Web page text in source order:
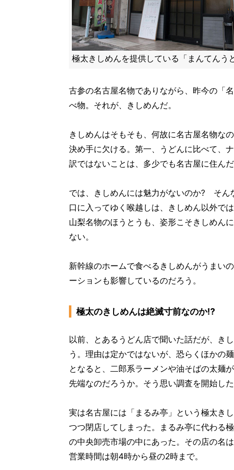
極太きしめんを提供している「まんてんう
古参の名古屋名物でありながら、昨今の「
べ物。それが、きしめんだ。
きしめんはそもそも、何故に名古屋名物な
決め手に欠ける。第一、うどんに比べて、
訳ではないことは、多少でも名古屋に住ん
では、きしめんには魅力がないのか? そん
口に入ってゆく喉越しは、きしめん以外で
山梨名物のほうとうも、姿形こそきしめん
ない。
新幹線のホームで食べるきしめんがうまい
ーションも影響しているのだろう。
極太のきしめんは絶滅寸前なのか!?
以前、とあるうどん店で聞いた話だが、き
う。理由は定かではないが、恐らくほかの
となると、二郎系ラーメンや油そばの太麺
先端なのだろうか。そう思い調査を開始した
実は名古屋には「まるみ亭」という極太き
つつ閉店してしまった。まるみ亭に代わる
の中央卸売市場の中にあった。その店の名
営業時間は朝4時から昼の2時まで。